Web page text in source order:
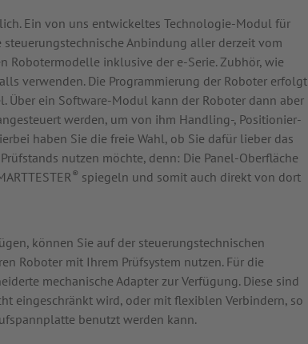
Ein von uns entwickeltes Technologie-Modul für
Anbindung aller derzeit vom
Robotermodelle ­inklusive der e-Serie. Zubhör, wie
verwenden. Die Programmierung der Roboter erfolgt
Über ein Software-Modul kann der Roboter dann aber
werden, um von ihm Handling-, Positionier-
haben Sie die freie Wahl, ob Sie dafür lieber das
nutzen möchte, denn: Die Panel-Oberfläche
® spiegeln und somit auch direkt von dort
können Sie auf der steuerungstechnischen
Roboter mit Ihrem Prüfsystem nutzen. Für die
mechanische Adapter zur Verfügung. Diese sind
eingeschränkt wird, oder mit flexiblen Verbindern, so
benutzt werden kann.